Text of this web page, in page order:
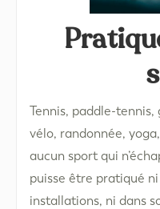
Tennis, paddle-
vélo, randonnée,
aucun sport qui
puisse être pratiqué
installations, ni dans